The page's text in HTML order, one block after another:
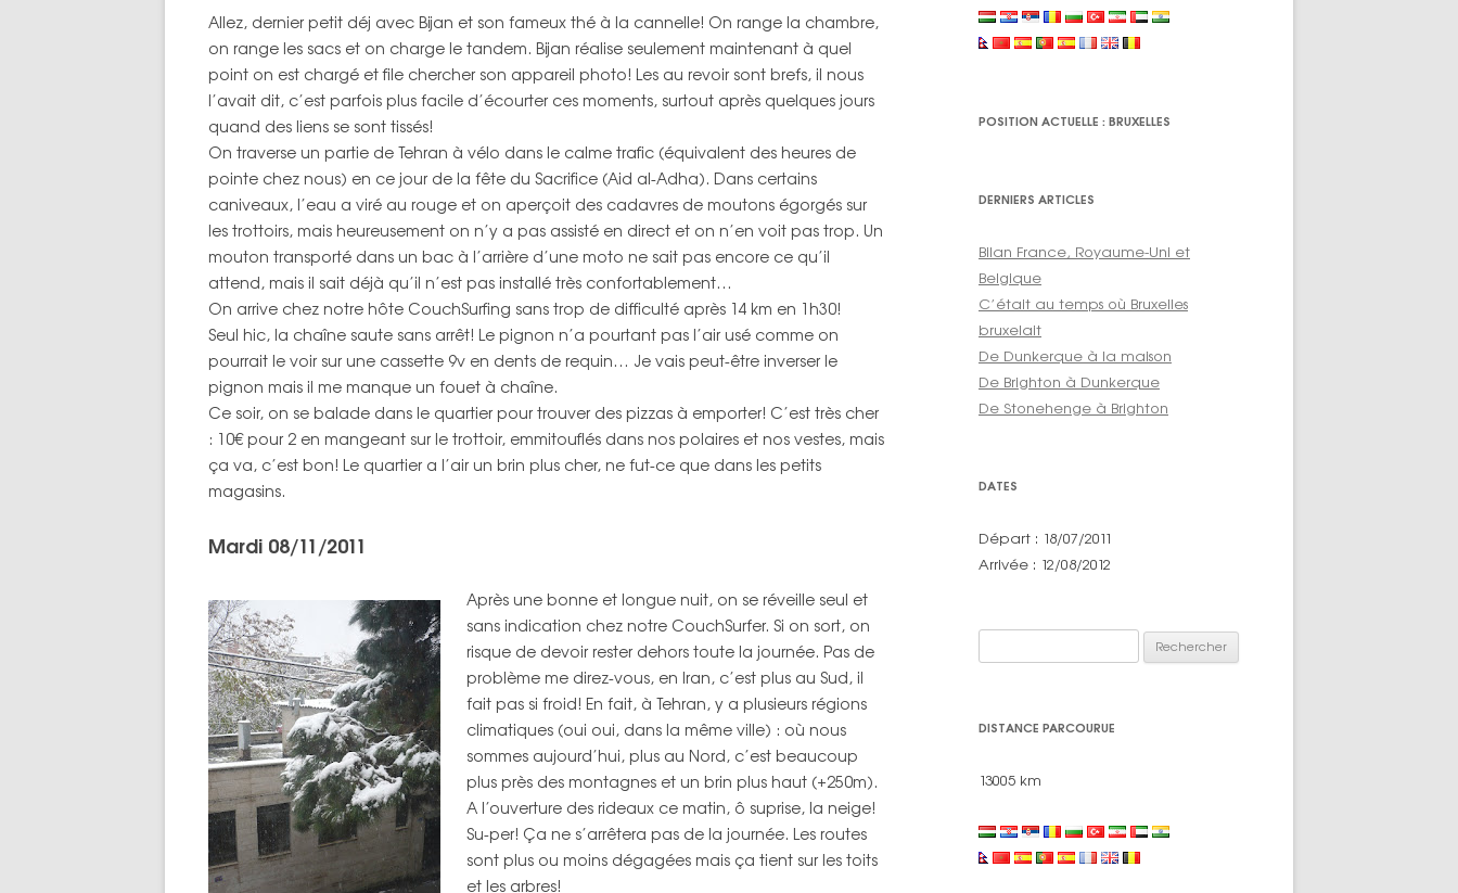
TURQUIE
IRAN
FRANCE
ROYAUME-UNI
TOPOS PAR PAYS IRAN
ÉMIRATS ARABES UNIS
NÉPAL
MAROC
PORTUGAL
FRANCE
ROYAUME UNI
BELGIQUE
CARTE INDE DU SUD
CARTE INDE DU NORD, NÉPAL
CARTE ESPAGNE, PORTUGAL
CARTE FRANCE, ROYAUME-UNI,
Allez, dernier petit déj avec Bijan et son fameux thé à la cannelle! On range la chambre,
on range les sacs et on charge le tandem. Bijan réalise seulement maintenant à quel
point on est chargé et file chercher son appareil photo! Les au revoir sont brefs, il nous
l’avait dit, c’est parfois plus facile d’écourter ces moments, surtout après quelques jours
quand des liens se sont tissés!
On traverse un partie de Tehran à vélo dans le calme trafic (équivalent des heures de
pointe chez nous) en ce jour de la fête du Sacrifice (Aid al-Adha). Dans certains
caniveaux, l’eau a viré au rouge et on aperçoit des cadavres de moutons égorgés sur
les trottoirs, mais heureusement on n’y a pas assisté en direct et on n’en voit pas trop. Un
mouton transporté dans un bac à l’arrière d’une moto ne sait pas encore ce qu’il
attend, mais il sait déjà qu’il n’est pas installé très confortablement…
On arrive chez notre hôte CouchSurfing sans trop de difficulté après 14 km en 1h30!
Seul hic, la chaîne saute sans arrêt! Le pignon n’a pourtant pas l’air usé comme on
pourrait le voir sur une cassette 9v en dents de requin… Je vais peut-être inverser le
pignon mais il me manque un fouet à chaîne.
Ce soir, on se balade dans le quartier pour trouver des pizzas à emporter! C’est très cher
: 10€ pour 2 en mangeant sur le trottoir, emmitouflés dans nos polaires et nos vestes, mais
ça va, c’est bon! Le quartier a l’air un brin plus cher, ne fut-ce que dans les petits
magasins.
Mardi 08/11/2011
Après une bonne et longue nuit, on se réveille seul et
sans indication chez notre CouchSurfer. Si on sort, on
risque de devoir rester dehors toute la journée. Pas de
problème me direz-vous, en Iran, c’est plus au Sud, il
fait pas si froid! En fait, à Tehran, y a plusieurs régions
climatiques (oui oui, dans la même ville) : où nous
sommes aujourd’hui, plus au Nord, c’est beaucoup
plus près des montagnes et un brin plus haut (+250m).
A l’ouverture des rideaux ce matin, ô suprise, la neige!
Su-per! Ça ne s’arrêtera pas de la journée. Les routes
sont plus ou moins dégagées mais ça tient sur les toits
et les arbres!
POSITION ACTUELLE : BRUXELLES
DERNIERS ARTICLES
Bilan France, Royaume-Uni et
Belgique
C’était au temps où Bruxelles
bruxelait
De Dunkerque à la maison
De Brighton à Dunkerque
De Stonehenge à Brighton
DATES
Départ : 18/07/2011
Arrivée : 12/08/2012
DISTANCE PARCOURUE
13005 km